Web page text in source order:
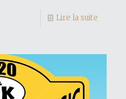
Lire la suite